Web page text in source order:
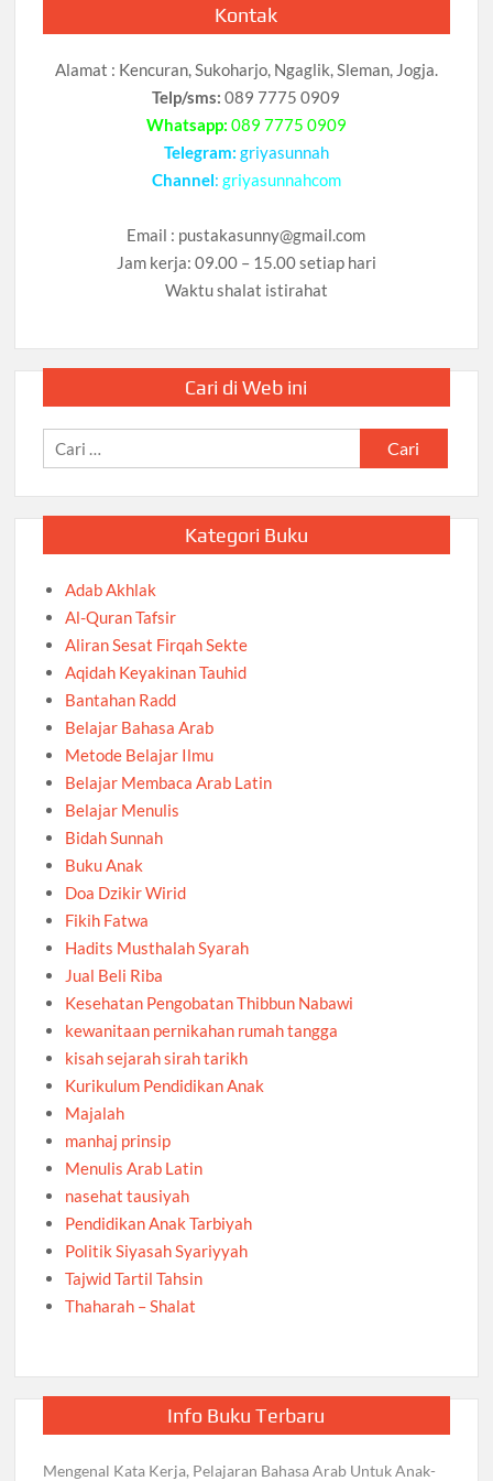
Kontak
Alamat : Kencuran, Sukoharjo, Ngaglik, Sleman, Jogja.
Telp/sms: 089 7775 0909
Whatsapp: 089 7775 0909
Telegram: griyasunnah
Channel: griyasunnahcom
Email : pustakasunny@gmail.com
Jam kerja: 09.00 – 15.00 setiap hari
Waktu shalat istirahat
Cari di Web ini
Cari
untuk:
Kategori Buku
Adab Akhlak
Al-Quran Tafsir
Aliran Sesat Firqah Sekte
Aqidah Keyakinan Tauhid
Bantahan Radd
Belajar Bahasa Arab
Metode Belajar Ilmu
Belajar Membaca Arab Latin
Belajar Menulis
Bidah Sunnah
Buku Anak
Doa Dzikir Wirid
Fikih Fatwa
Hadits Musthalah Syarah
Jual Beli Riba
Kesehatan Pengobatan Thibbun Nabawi
kewanitaan pernikahan rumah tangga
kisah sejarah sirah tarikh
Kurikulum Pendidikan Anak
Majalah
manhaj prinsip
Menulis Arab Latin
nasehat tausiyah
Pendidikan Anak Tarbiyah
Politik Siyasah Syariyyah
Tajwid Tartil Tahsin
Thaharah – Shalat
Info Buku Terbaru
Mengenal Kata Kerja, Pelajaran Bahasa Arab Untuk Anak-